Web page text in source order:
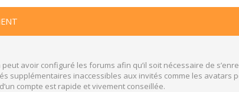
avoir configuré les forums afin qu’il soit nécessaire de
supplémentaires inaccessibles aux invités comme les avatars
compte est rapide et vivement conseillée.